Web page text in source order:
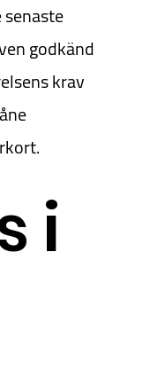
godkänd
krav
i